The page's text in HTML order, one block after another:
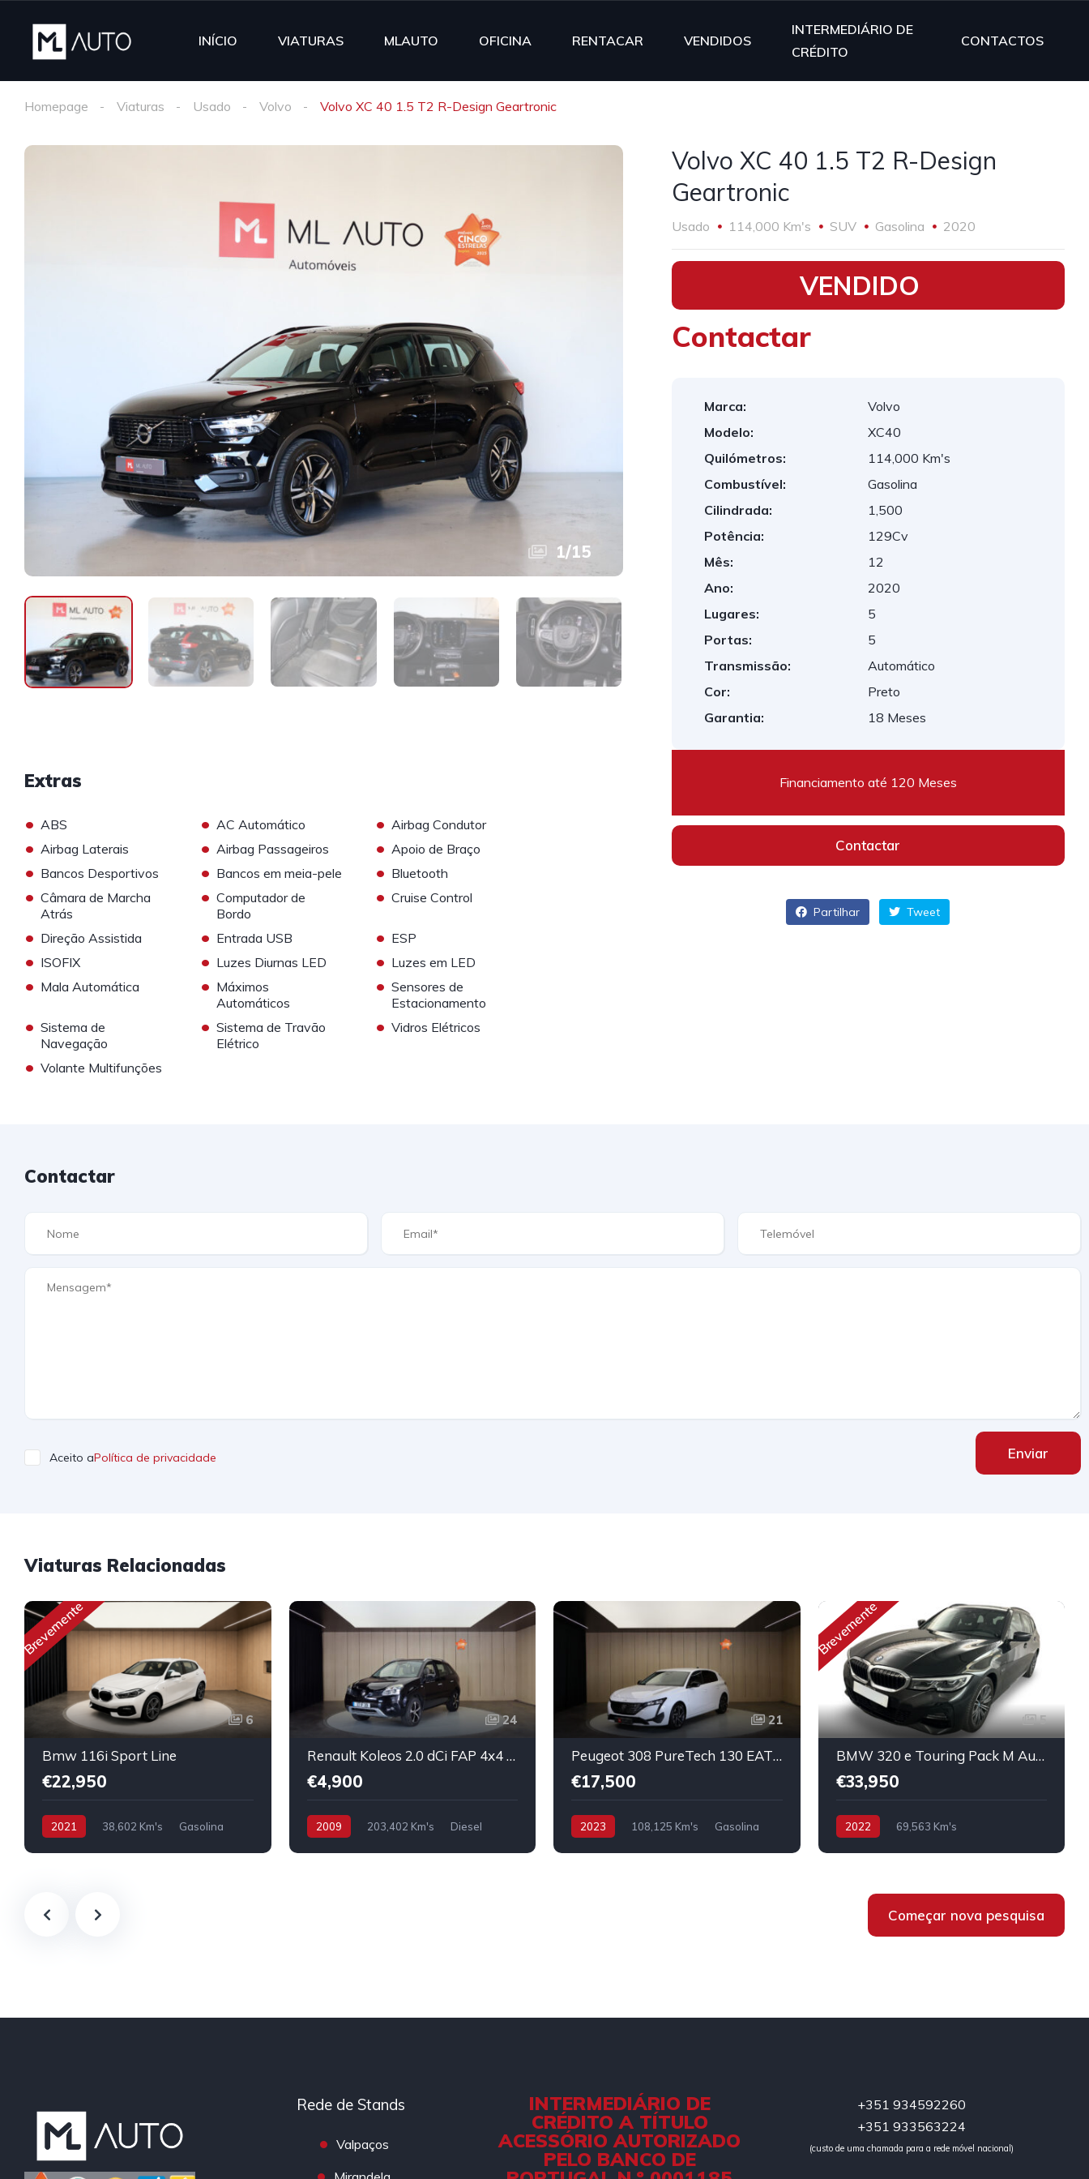
INÍCIO VIATURAS MLAUTO OFICINA RENTACAR VENDIDOS
INTERMEDIÁRIO DE
CRÉDITO
CONTACTOS
Homepage Viaturas Usado Volvo Volvo XC 40 1.5 T2 R-Design Geartronic
1/15
Extras
• ABS • AC Automático • Airbag Condutor
• Airbag Laterais • Airbag Passageiros • Apoio de Braço
• Bancos Desportivos • Bancos em meia-pele • Bluetooth
• Câmara de Marcha
Atrás
• Computador de
Bordo
• Cruise Control
• Direção Assistida • Entrada USB • ESP
• ISOFIX • Luzes Diurnas LED • Luzes em LED
• Mala Automática • Máximos
Automáticos
• Sensores de
Estacionamento
• Sistema de
Navegação
• Sistema de Travão
Elétrico
• Vidros Elétricos
• Volante Multifunções
Volvo XC 40 1.5 T2 R-Design
Geartronic
Usado 114,000 Km's SUV Gasolina 2020
•
VENDIDO
Contactar
Marca:
Volvo
Modelo:
XC40
Quilómetros:
114,000 Km's
Combustível:
Gasolina
Cilindrada:
1,500
Potência:
129Cv
Mês:
12
Ano:
2020
Lugares:
5
Portas:
5
Transmissão:
Automático
Cor:
Preto
Garantia:
18 Meses
Financiamento até 120 Meses
Contactar
Partilhar Tweet
Contactar
Aceito aPolítica de privacidade Enviar
Viaturas Relacionadas
Brevemente
6
Bmw 116i Sport Line
€22,950
2021 38,602 Km's Gasolina
24
Renault Koleos 2.0 dCi FAP 4x4 Luxe
€4,900
2009 203,402 Km's Diesel
21
Peugeot 308 PureTech 130 EAT8 Allure Pack
€17,500
2023 108,125 Km's Gasolina
Brevemente
5
BMW 320 e Touring Pack M Auto
€33,950
2022
69,563 Km's
Começar nova pesquisa
Rede de Stands
Valpaços
INTERMEDIÁRIO DE
CRÉDITO A TÍTULO
ACESSÓRIO AUTORIZADO
PELO BANCO DE
+351 934592260
+351 933563224
(custo de uma chamada para a rede móvel nacional)